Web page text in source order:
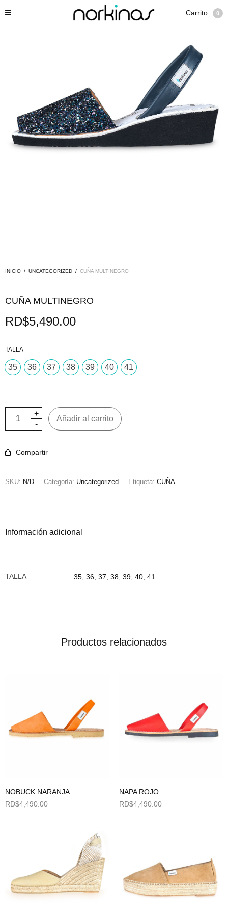
Carrito 0
INICIO / UNCATEGORIZED / CUÑA MULTINEGRO
CUÑA MULTINEGRO
RD$5,490.00
TALLA
35 36 37 38 39 40 41
Añadir al carrito
Compartir
SKU: N/D Categoría: Uncategorized Etiqueta: CUÑA
Información adicional
TALLA 35 36 37 38 39 40 41
Productos relacionados
NOBUCK NARANJA
RD$4,490.00
NAPA ROJO
RD$4,490.00